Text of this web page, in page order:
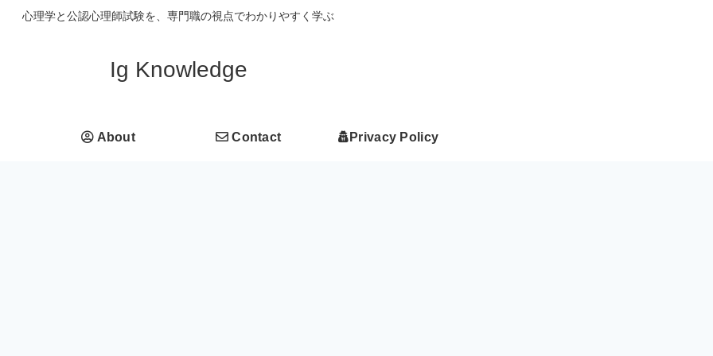
心理学と公認心理師試験を、専門職の視点でわかりやすく学ぶ
Ig Knowledge
About Contact Privacy Policy